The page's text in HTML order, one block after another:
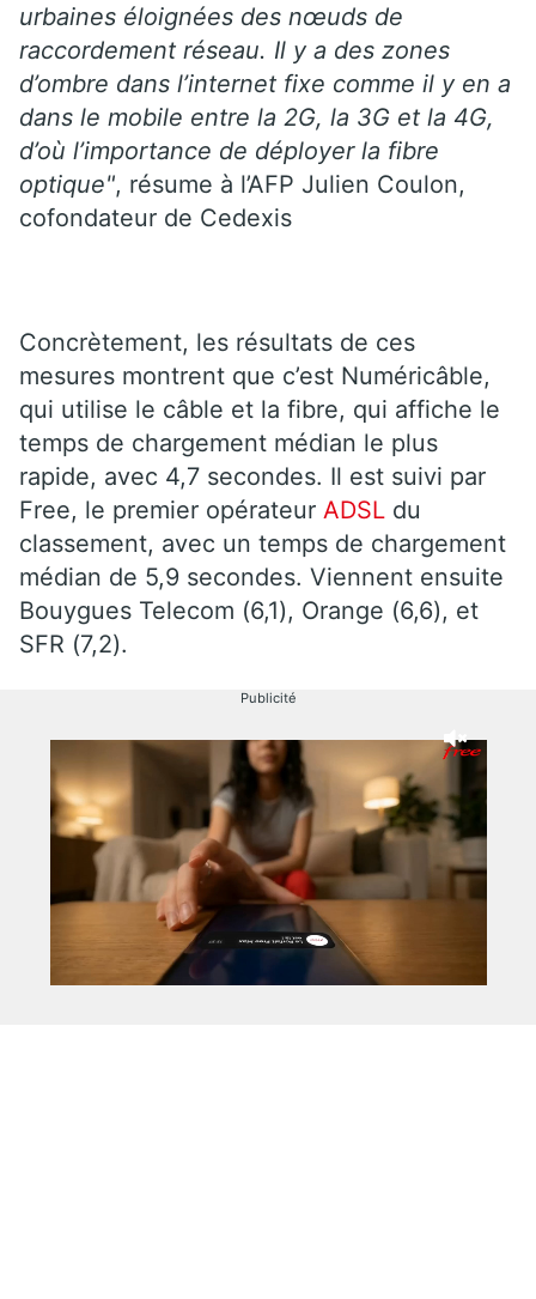
urbaines éloignées des nœuds de
raccordement réseau. Il y a des zones
d’ombre dans l’internet fixe comme il y en a
dans le mobile entre la 2G, la 3G et la 4G,
d’où l’importance de déployer la fibre
optique", résume à l’AFP Julien Coulon,
cofondateur de Cedexis
Concrètement, les résultats de ces
mesures montrent que c’est Numéricâble,
qui utilise le câble et la fibre, qui affiche le
temps de chargement médian le plus
rapide, avec 4,7 secondes. Il est suivi par
Free, le premier opérateur ADSL du
classement, avec un temps de chargement
médian de 5,9 secondes. Viennent ensuite
Bouygues Telecom (6,1), Orange (6,6), et
SFR (7,2).
Publicité